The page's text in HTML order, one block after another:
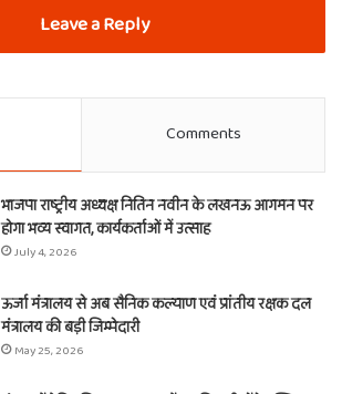
Leave a Reply
Comments
भाजपा राष्ट्रीय अध्यक्ष नितिन नवीन के लखनऊ आगमन पर
होगा भव्य स्वागत, कार्यकर्ताओं में उत्साह
July 4, 2026
ऊर्जा मंत्रालय से अब सैनिक कल्याण एवं प्रांतीय रक्षक दल
मंत्रालय की बड़ी जिम्मेदारी
May 25, 2026